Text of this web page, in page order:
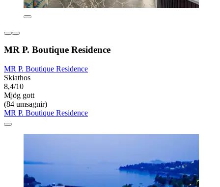
MR P. Boutique Residence
MR P. Boutique Residence
Skiathos
8,4/10
Mjög gott
(84 umsagnir)
MR P. Boutique Residence